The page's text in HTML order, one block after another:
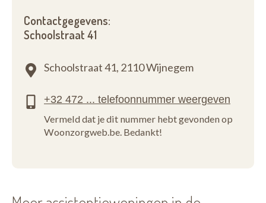
Contactgegevens:
Schoolstraat 41
Schoolstraat 41, 2110 Wijnegem
Vermeld dat je dit nummer hebt gevonden op
Woonzorgweb.be. Bedankt!